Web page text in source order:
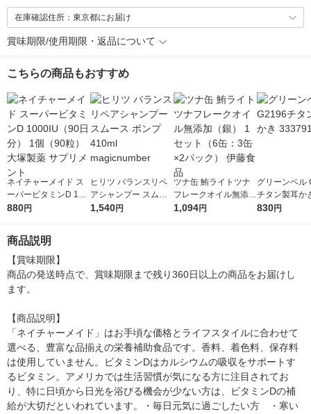
在庫確認住所：東京都にお届け
賞味期限/使用期限・返品について
こちらの商品もおすすめ
ネイチャーメイド ス
ーパービタミンD 100
0IU（90日分） 1個
880円
ヒリツ バランスリペ
アシャンプー スムー
ス ポンプ 410ml magi
1,540円
ツナ缶 鮪ライトツナ
フレークオイル無添加
（銀） 1セット（6
1,094円
グリーンベル
チタン製耳か
91
830円
商品説明
【賞味期限】
商品の発送時点で、賞味期限まで残り360日以上の商品をお届けし
ます。
【商品説明】
「ネイチャーメイド」はお手頃な価格とライフスタイルに合わせて
選べる、豊富な品揃えの栄養補助食品です。香料、着色料、保存料
は使用していません。ビタミンDはカルシウムの吸収をサポートす
るビタミン。アメリカでは生活習慣が気になる方に注目されてお
り、特に日頃から日光を浴びる機会が少ない方は、ビタミンDの補
給が大切だといわれています。・毎日元気に過ごしたい方　・寒い